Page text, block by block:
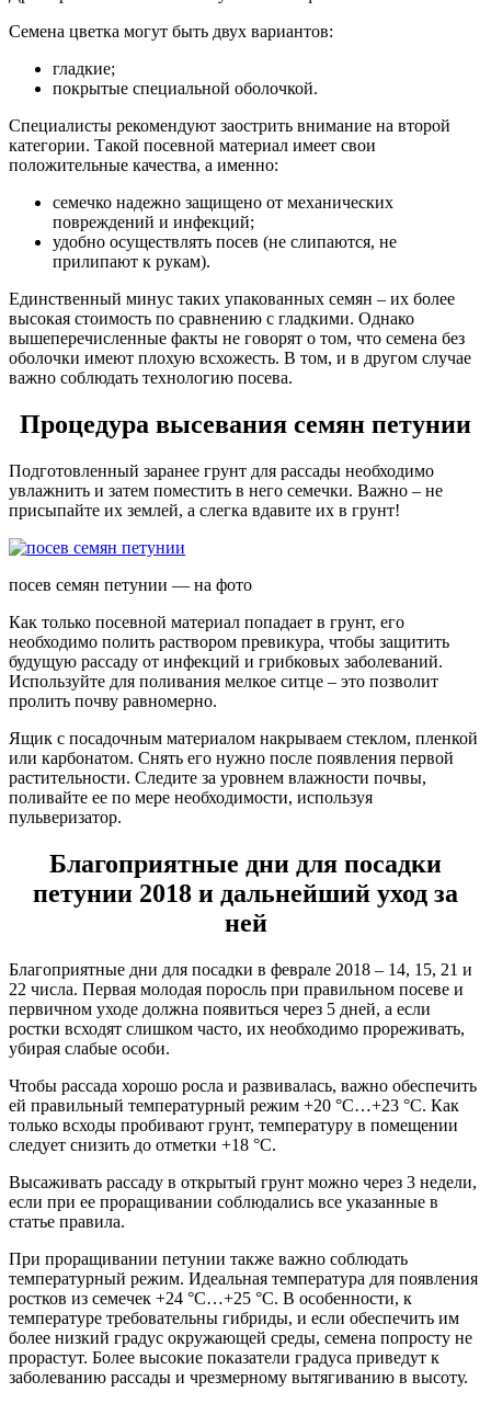
Семена цветка могут быть двух вариантов:
гладкие;
покрытые специальной оболочкой.
Специалисты рекомендуют заострить внимание на второй
категории. Такой посевной материал имеет свои
положительные качества, а именно:
семечко надежно защищено от механических
повреждений и инфекций;
удобно осуществлять посев (не слипаются, не
прилипают к рукам).
Единственный минус таких упакованных семян – их более
высокая стоимость по сравнению с гладкими. Однако
вышеперечисленные факты не говорят о том, что семена без
оболочки имеют плохую всхожесть. В том, и в другом случае
важно соблюдать технологию посева.
Процедура высевания семян петунии
Подготовленный заранее грунт для рассады необходимо
увлажнить и затем поместить в него семечки. Важно – не
присыпайте их землей, а слегка вдавите их в грунт!
посев семян петунии — на фото
Как только посевной материал попадает в грунт, его
необходимо полить раствором превикура, чтобы защитить
будущую рассаду от инфекций и грибковых заболеваний.
Используйте для поливания мелкое ситце – это позволит
пролить почву равномерно.
Ящик с посадочным материалом накрываем стеклом, пленкой
или карбонатом. Снять его нужно после появления первой
растительности. Следите за уровнем влажности почвы,
поливайте ее по мере необходимости, используя
пульверизатор.
Благоприятные дни для посадки
петунии 2018 и дальнейший уход за
ней
Благоприятные дни для посадки в феврале 2018 – 14, 15, 21 и
22 числа. Первая молодая поросль при правильном посеве и
первичном уходе должна появиться через 5 дней, а если
ростки всходят слишком часто, их необходимо прореживать,
убирая слабые особи.
Чтобы рассада хорошо росла и развивалась, важно обеспечить
ей правильный температурный режим +20 °С…+23 °С. Как
только всходы пробивают грунт, температуру в помещении
следует снизить до отметки +18 °С.
Высаживать рассаду в открытый грунт можно через 3 недели,
если при ее проращивании соблюдались все указанные в
статье правила.
При проращивании петунии также важно соблюдать
температурный режим. Идеальная температура для появления
ростков из семечек +24 °С…+25 °С. В особенности, к
температуре требовательны гибриды, и если обеспечить им
более низкий градус окружающей среды, семена попросту не
прорастут. Более высокие показатели градуса приведут к
заболеванию рассады и чрезмерному вытягиванию в высоту.